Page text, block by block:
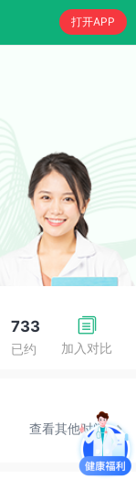
打开APP
加入对比
733
已约
查看其他时间